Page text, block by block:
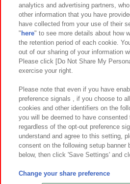
関連会社 サステナビリティ
プライバシーポリシー ウェブアクセ
お取引先さまとともに
カスタマーハラスメント対応方針 よく
©Bandai Namco
©Bandai Namco
analytics and advertising partners,
other information that you have
have collected from your use of their
" here" to see more details about how
the retention period of each cookie.
out of our sharing of your information
Please click [Do Not Share My
exercise your right.
Please note that even if you have
preference signals , if you choose to
cookies and other identifiers on the
you will be deemed to have consented
regardless of the opt-out preference
understand and agree to this setting,
consent on the following setup banner
below, then click 'Save Settings' and
Change your share preference